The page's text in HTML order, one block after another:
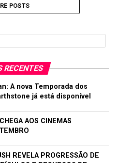
POSTS
RECENTES
A nova Temporada dos
já está disponível
AOS CINEMAS
REVELA PROGRESSÃO DE